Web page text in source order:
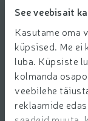
See veebisait
Kasutame oma
küpsised. Me ei
luba. Küpsiste
kolmanda
veebilehe
reklaamide